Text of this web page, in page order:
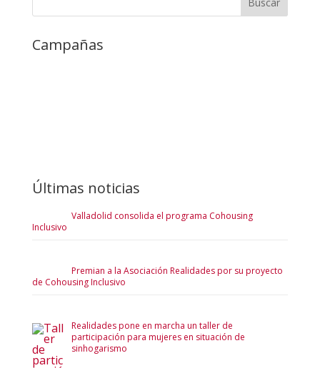
Campañas
Últimas noticias
Valladolid consolida el programa Cohousing
Inclusivo
Premian a la Asociación Realidades por su proyecto
de Cohousing Inclusivo
Realidades pone en marcha un taller de
participación para mujeres en situación de
sinhogarismo